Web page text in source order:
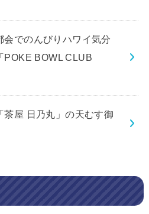
会でのんびりハワイ気分
BOWL CLUB
茶屋 日乃丸」の天むす御